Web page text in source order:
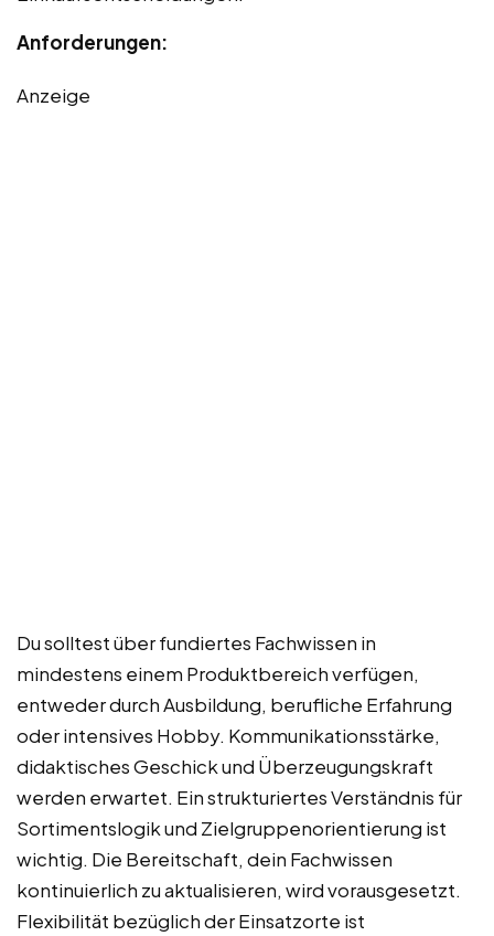
Anforderungen:
Anzeige
Du solltest über fundiertes Fachwissen in
mindestens einem Produktbereich verfügen,
entweder durch Ausbildung, berufliche Erfahrung
oder intensives Hobby. Kommunikationsstärke,
didaktisches Geschick und Überzeugungskraft
werden erwartet. Ein strukturiertes Verständnis für
Sortimentslogik und Zielgruppenorientierung ist
wichtig. Die Bereitschaft, dein Fachwissen
kontinuierlich zu aktualisieren, wird vorausgesetzt.
Flexibilität bezüglich der Einsatzorte ist